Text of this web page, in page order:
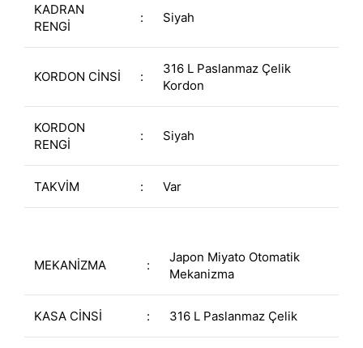
KADRAN
RENGİ
: Siyah
KORDON CİNSİ :
316 L Paslanmaz Çelik
Kordon
KORDON
RENGİ
: Siyah
TAKVİM : Var
MEKANİZMA :
Japon Miyato Otomatik
Mekanizma
KASA CİNSİ : 316 L Paslanmaz Çelik